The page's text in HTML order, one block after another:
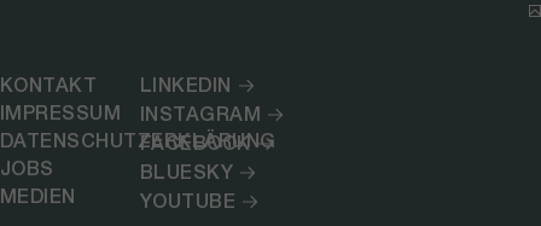
KONTAKT
IMPRESSUM
DATENSCHUTZERKLÄRUNG
JOBS
MEDIEN
LINKEDIN
INSTAGRAM
FACEBOOK
BLUESKY
YOUTUBE